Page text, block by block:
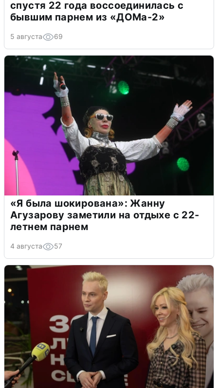
спустя 22 года воссоединилась с
бывшим парнем из «ДОМа-2»
5 августа 69
«Я была шокирована»: Жанну
Агузарову заметили на отдыхе с 22-
летнем парнем
4 августа 57